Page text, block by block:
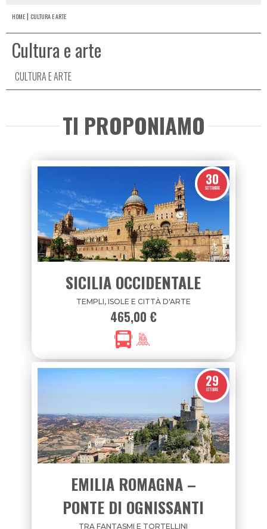
HOME CULTURA E ARTE
Cultura e arte
CULTURA E ARTE
TI PROPONIAMO
30
SETTEMBRE
SICILIA OCCIDENTALE
TEMPLI, ISOLE E CITTÀ D'ARTE
465,00 €
29
OTTOBRE
EMILIA ROMAGNA –
PONTE DI OGNISSANTI
TRA FANTASMI E TORTELLINI